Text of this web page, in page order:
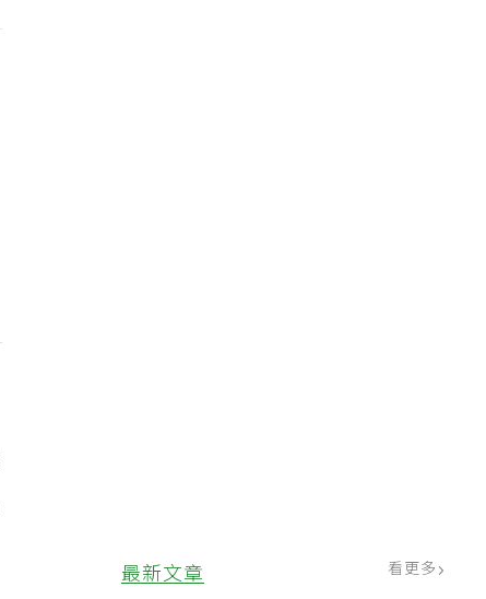
最新文章 看更多